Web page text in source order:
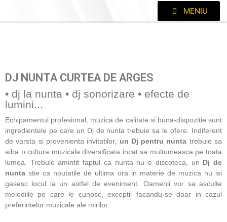
MENIU
DJ NUNTA CURTEA DE ARGES
• dj la nunta • dj sonorizare • efecte de
lumini...
Echipamentul profesional, muzica de calitate si buna-dispozitie sunt
ingredientele pe care un Dj de nunta trebuie sa le ofere. Indiferent
de varsta si provenienta invitatilor,
un Dj pentru nunta trebuie sa
aiba o cultura muzicala diversificata incat sa multumeasca pe toata
lumea. Trebuie amintit faptul ca nunta nu e discoteca, un Dj de
nunta stie ca noutatile de ultima ora in materie de muzica nu isi
gasesc locul la un astfel de eveniment. Oamenii vor sa asculte
melodiile pe care le cunosc, exceptii facandu-se doar in cazul
preferintelor muzicale ale mirilor.